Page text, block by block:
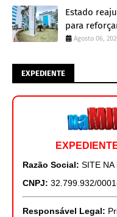
Estado
para
Agosto 06,
EXPEDIENTE
Razão Social: SITE NA
CNPJ: 32.799.932/
Responsável Legal: